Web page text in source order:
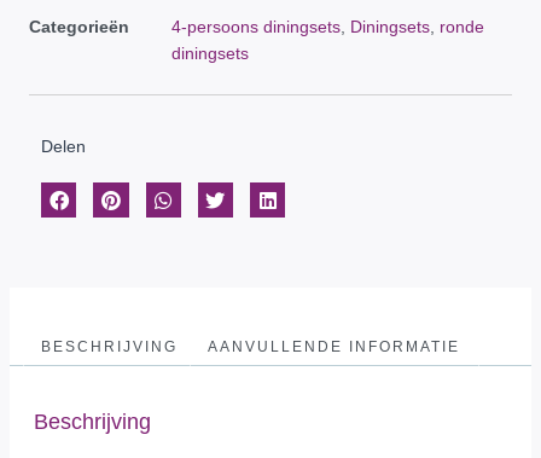
Categorieën
4-persoons diningsets Diningsets ronde
diningsets
Delen
BESCHRIJVING AANVULLENDE INFORMATIE
Beschrijving